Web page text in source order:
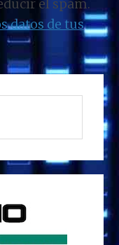
el spam.
datos de tus